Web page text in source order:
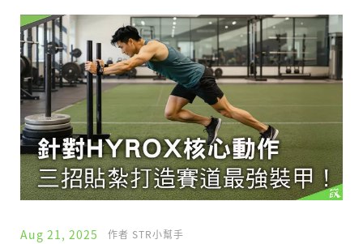
Aug 21, 2025 作者 STR小幫手